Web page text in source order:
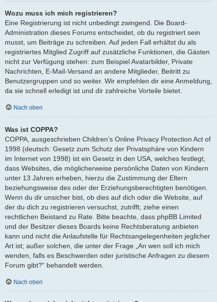
Wozu muss ich mich registrieren?
Eine Registrierung ist nicht unbedingt zwingend. Die Board-
Administration dieses Forums entscheidet, ob du registriert sein
musst, um Beiträge zu schreiben. Auf jeden Fall erhältst du als
registriertes Mitglied Zugriff auf zusätzliche Funktionen, die Gästen
nicht zur Verfügung stehen: zum Beispiel Avatarbilder, Private
Nachrichten, E-Mail-Versand an andere Mitglieder, Beitritt zu
Benutzergruppen und so weiter. Wir empfehlen dir eine Anmeldung,
da sie schnell erledigt ist und dir zahlreiche Vorteile bietet.
Nach oben
Was ist COPPA?
COPPA, ausgeschrieben Children’s Online Privacy Protection Act of
1998 (deutsch: Gesetz zum Schutz der Privatsphäre von Kindern
im Internet von 1998) ist ein Gesetz in den USA, welches festlegt,
dass Websites, die möglicherweise persönliche Daten von Kindern
unter 13 Jahren erheben, hierzu die Zustimmung der Eltern
beziehungsweise des oder der Erziehungsberechtigten benötigen.
Wenn du dir unsicher bist, ob dies auf dich oder die Website, auf
der du dich zu registrieren versuchst, zutrifft, ziehe einen
rechtlichen Beistand zu Rate. Bitte beachte, dass phpBB Limited
und der Besitzer dieses Boards keine Rechtsberatung anbieten
kann und nicht die Anlaufstelle für Rechtsangelegenheiten jeglicher
Art ist; außer solchen, die unter der Frage „An wen soll ich mich
wenden, falls es Beschwerden oder juristische Anfragen zu diesem
Forum gibt?“ behandelt werden.
Nach oben